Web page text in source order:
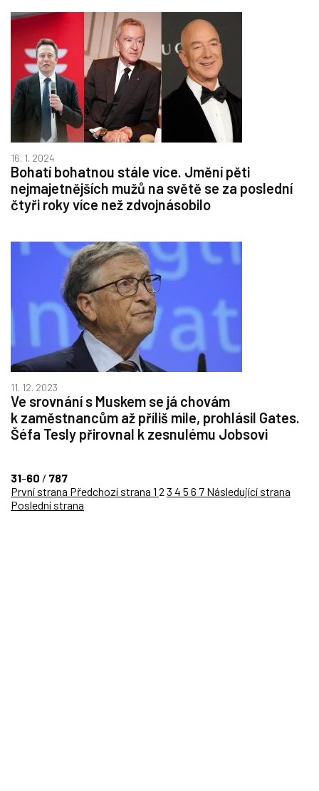
16. 1. 2024
Bohatí bohatnou stále více. Jmění pěti
nejmajetnějších mužů na světě se za poslední
čtyři roky více než zdvojnásobilo
11. 12. 2023
Ve srovnání s Muskem se já chovám
k zaměstnancům až příliš mile, prohlásil Gates.
Šéfa Tesly přirovnal k zesnulému Jobsovi
31–60 / 787
První strana Předchozí strana 1 2 3 4 5 6 7 Následující strana
Poslední strana